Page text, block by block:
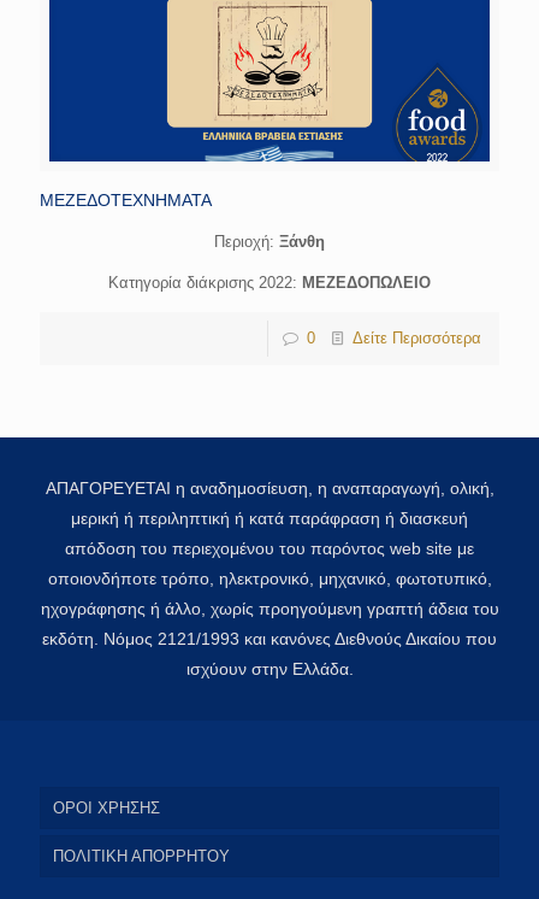
ΜΕΖΕΔΟΤΕΧΝΗΜΑΤΑ
Περιοχή: Ξάνθη
Κατηγορία διάκρισης 2022: ΜΕΖΕΔΟΠΩΛΕΙΟ
0 Δείτε Περισσότερα
ΑΠΑΓΟΡΕΥΕΤΑΙ η αναδημοσίευση, η αναπαραγωγή, ολική,
μερική ή περιληπτική ή κατά παράφραση ή διασκευή
απόδοση του περιεχομένου του παρόντος web site με
οποιονδήποτε τρόπο, ηλεκτρονικό, μηχανικό, φωτοτυπικό,
ηχογράφησης ή άλλο, χωρίς προηγούμενη γραπτή άδεια του
εκδότη. Νόμος 2121/1993 και κανόνες Διεθνούς Δικαίου που
ισχύουν στην Ελλάδα.
ΟΡΟΙ ΧΡΗΣΗΣ
ΠΟΛΙΤΙΚΗ ΑΠΟΡΡΗΤΟΥ